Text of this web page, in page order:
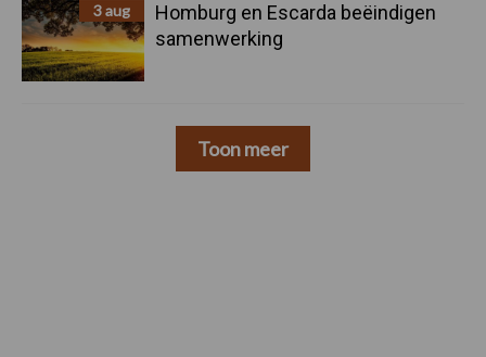
3 aug
Homburg en Escarda beëindigen
samenwerking
Toon meer